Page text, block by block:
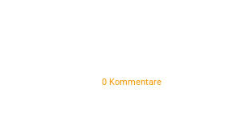
0 Kommentare